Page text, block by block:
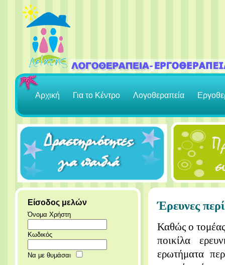
Αρχική Για το Κέντρο Λογοθεραπεία
Είσοδος μελών
Όνομα Χρήστη
Κωδικός
Να με θυμάσαι
Έρευνες
Καθώς ο
ποικίλα
ερωτήματα